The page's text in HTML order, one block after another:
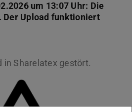
um 13:07 Uhr: Die
Der Upload funktioniert
in Sharelatex gestört.